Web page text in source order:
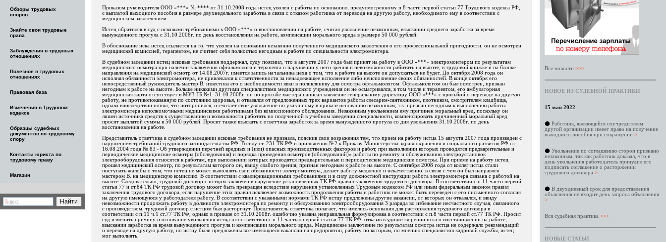
Обзоры трудовых
споров
Знайте свои трудовые
права
Заблуждения в трудовых
отношениях
Полезное в трудовых
отношениях
Правовая база
Изменения в Трудовом
кодексе
Образцы судебных
документов по трудовому
спору
Контакты юриста по
трудовому праву
Магазин
Все новости >>>
НОВОЕ ИЗ СУДЕБНОЙ ПРАКТИКИ
15 мая 2022
⚫ Работник, являющийся соучредителем
другой организации имеет право на получение
выходного пособия при сокращении >
⚫ Увольнение по соглашению сторон признано
незаконным, так как работник доказал, что в
день увольнения работодатель принудил его
подписать соглашение о расторжении
трудового договора >
⚫ В двухдневный срок для предоставления
объяснения не входит день запроса объяснения
>
Вся судебная практика >>>
НОВЫЕ СТАТЬИ
Приказом руководителя ООО «***» № **** от 31.10.2008 года истец уволен с работы по основанию, предусмотренному п.8 части первой статьи 77 Трудового кодекса РФ,
с выплатой выходного пособия в размере двухнедельного заработка в связи с отказом работника от перевода на другую работу, необходимого ему в соответствии с
медицинским заключением.
Истец обратился в суд с исковыми требованиями к ООО «***» о восстановлении на работе, считая увольнение незаконным, взыскании среднего заработка за время
вынужденного прогула с 31.10.2008г. по день восстановления на работе, компенсации морального вреда в размере 50 000 рублей.
В обоснование иска истец ссылается на то, что уволен на основании незаконно полученного медицинского заключения о его профессиональной пригодности, он не осмотрен
медицинской комиссией, терапевтом, не считает себя полностью негодным к работе по специальности электромонтера.
В судебном заседании истец исковые требования поддержал, суду пояснил, что в августе 2007 года был принят на работу в ООО «***» электромонтером по результатам
медицинского осмотра при наличии заключения офтальмолога и терапевта о нарушении у него зрения и невозможности работать на высоте, в трудовой книжке и на бланке
направления на медицинский осмотр от 14.08.2007г. имеется запись начальника цеха о том, что к работе на высоте он допускаться не будет. До октября 2008 года он
исполнял обязанности электромонтера, не привлекался к ответственности за ненадлежащее исполнение либо неисполнение своих обязанностей. В конце октября его
непосредственный руководитель мастер В. известила его о необходимости явки в поликлинику для осмотра офтальмологом. Офтальмологом он был осмотрен, признан
негодным к работе на высоте. Больше никакими другими специалистами медицинского учреждения он не осматривался, в том числе и терапевтом, его амбулаторная
медицинская карта отсутствует в МУЗ ГБ №1. 31.10.2008г. он по просьбе мастера написал заявление генеральному директору ООО «***» с просьбой о переводе на другую
работу, не противопоказанную по состоянию здоровья, и отказался от предложенных трех вариантов работы слесарем-сантехником, плотником, смотрителем кладбища,
однако впоследствии понял, что поторопился, и считает свое увольнение по указанному в приказе основанию незаконным, т.к. признан негодным к выполнению работы
электромонтера неполномочными медицинскими работниками без комиссионного обследования. Незаконным увольнением ему причинен моральный вред, поскольку он
лишен источника средств к существованию и возможности работать по полученной в учебном заведении специальности, компенсировать причиненный моральный вред
просит выплатой суммы в 50 000 рублей. Просит также взыскать с ответчика заработок за время вынужденного прогула со дня увольнения 31.10.2008г. по день
восстановления на работе.
Представитель ответчика в судебном заседании исковые требования не признала, пояснив свои возражения тем, что прием на работу истца 15 августа 2007 года произведен с
нарушением требований трудового законодательства РФ. В силу ст. 231 ТК РФ и приложения №2 к Приказу Министерства здравоохранения и социального развития РФ от
16.08.2004 года № 83 «Об утверждении перечней вредных и (или) опасных производственных факторов и работ, при выполнении которых проводятся предварительные и
периодические медицинские осмотры (обследования) и порядка проведения осмотров (обследований)» работы по ремонту и обслуживанию электроустановок
электрооборудования относятся к работам, при выполнении которых проводятся предварительные и периодические медицинские осмотры. При приеме на работу истец
прошел медицинский осмотр, по результатам которого он, ввиду слабого зрения, признан негодным к работе на высоте. С сентября 2008 года от коллег истца стали
поступать жалобы о том, что истец не может выполнять свои обязанности электромонтера, делает работу медленно и некачественно, в связи с чем он был направлен
мастером В. на медицинскую комиссию. В соответствии с квалификационными требованиями и в силу должностной инструкции работа электромонтера связана с работой на
высоте. Следовательно, трудовой договор с истцом заключен в нарушение установленных ТК РФ правил заключения трудового договора. В соответствии с п.11 части первой
статьи 77 и ст.84 ТК РФ трудовой договор может быть прекращен вследствие нарушения установленных Трудовым кодексом РФ или иным федеральным законом правил
заключения трудового договора, если нарушение этих правил исключает возможность продолжения работы и работник не может быть переведен с его письменного согласия
на другую имеющуюся у работодателя работу. В соответствии с указанными нормами ТК РФ истцу предложены другие вакансии, от которых он отказался, и ввиду
невозможности продолжать работу в должности электромонтера по ремонту и обслуживанию электрооборудования 3 разряда во избежание несчастного случая, связанного
с производством, трудовой договор с истцом был расторгнут. Представитель ответчика полагает, что имелись основания для расторжения трудового договора в
соответствии с п.11 ч.1 ст.77 ТК РФ, однако в приказе от 31.10.2008г. ошибочно указана неправильная формулировка в соответствии с п.8 части первой ст.77 ТК РФ. Просит
суд изменить причину и основание увольнения истца в соответствии с п.11 частью первой статьи 77 ТК РФ, отказав в удовлетворении иска о восстановлении на работе,
взыскании заработка за время вынужденного прогула и компенсации морального вреда. Медицинское заключение по результатам осмотра истца не содержало рекомендаций
о переводе на другую работу, но истцу были предложены все имеющиеся вакансии на предприятии, работу по которым, по мнению специалистов кадровой службы, истец
мог выполнять.